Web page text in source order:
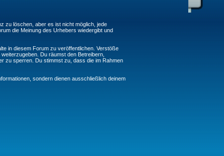
zu löschen, aber es ist nicht möglich, jede
die Meinung des Urhebers wiedergibt und
in diesem Forum zu veröffentlichen. Verstöße
Du räumst den Betreibern,
zu sperren. Du stimmst zu, dass die im Rahmen
sondern dienen ausschließlich deinem